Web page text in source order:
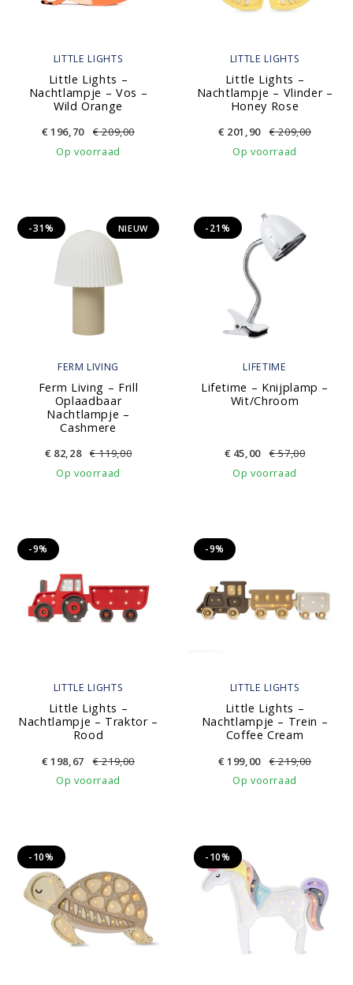
LITTLE LIGHTS
Little Lights –
Nachtlampje – Vos –
Wild Orange
€ 196,70 €209,00
Op voorraad
LITTLE LIGHTS
Little Lights –
Nachtlampje – Vlinder –
Honey Rose
€ 201,90 €209,00
Op voorraad
FERM LIVING
Ferm Living – Frill
Oplaadbaar
Nachtlampje –
Cashmere
NIEUW
€ 82,28 €119,00
-31%
Op voorraad
LIFETIME
Lifetime – Knijplamp –
Wit/Chroom
€ 45,00 €57,00
-21%
Op voorraad
LITTLE LIGHTS
Little Lights –
Nachtlampje – Traktor –
Rood
€ 198,67 €219,00
-9%
Op voorraad
LITTLE LIGHTS
Little Lights –
Nachtlampje – Trein –
Coffee Cream
€ 199,00 €219,00
-9%
Op voorraad
-10% -10%